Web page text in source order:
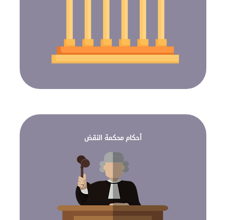
أحكام محكمة النقض